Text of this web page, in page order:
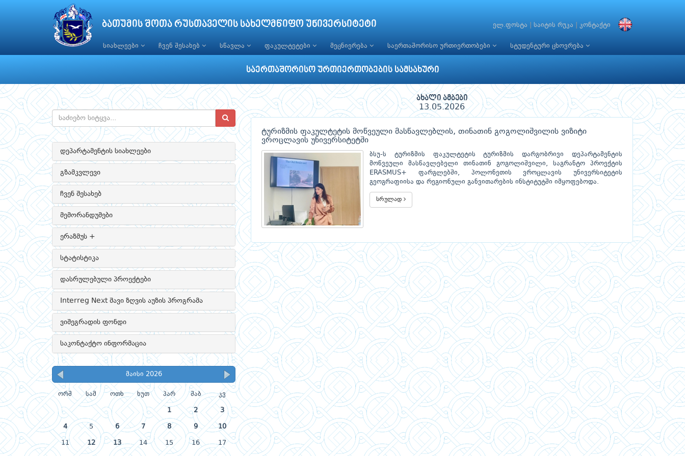
ბათუმის შოთა რუსთაველის სახელმწიფო უნივერსიტეტი ელ.ფოსტა საიტის რუკა კონტაქტი
სიახლეები ჩვენ შესახებ სწავლა ფაკულტეტები მეცნიერება საერთაშორისო ურთიერთობები სტუდენტური ცხოვრება
საერთაშორისო ურთიერთობების სამსახური
დეპარტამენტის სიახლეები
გზამკვლევი
ჩვენ შესახებ
მემორანდუმები
ერაზმუს +
სტატისტიკა
დასრულებული პროექტები
Interreg Next შავი ზღვის აუზის პროგრამა
ვიშეგრადის ფონდი
საკონტაქტო ინფორმაცია
მაისი 2026
ორშ სამ ოთხ ხუთ პარ შაბ კვ
1 2 3
4 5 6 7 8 9 10
11 12 13 14 15 16 17
ახალი ამბები
13.05.2026
ტურიზმის ფაკულტეტის მოწვეული მასწავლებლის, თინათინ გოგოლიშვილის ვიზიტი
ვროცლავის უნივერსიტეტში
ბსუ-ს ტურიზმის ფაკულტეტის ტურიზმის დარგობრივი დეპარტამენტის
მოწვეული მასწავლებელი თინათინ გოგოლიშვილი, საგრანტო პროექტის
ERASMUS+ ფარგლებში, პოლონეთის ვროცლავის უნივერსიტეტის
გეოგრაფიისა და რეგიონული განვითარების ინსტიტუტში იმყოფებოდა.
სრულად